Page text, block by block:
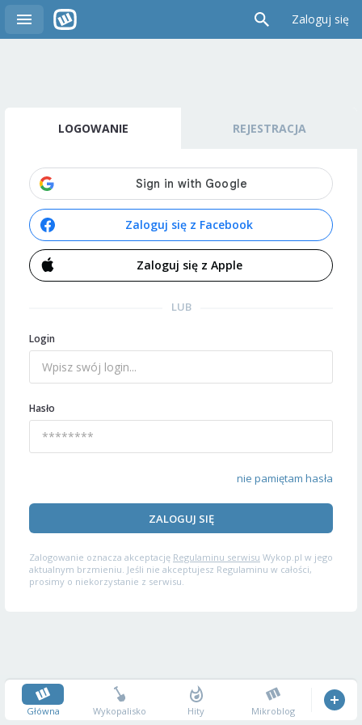
Zaloguj się
LOGOWANIE REJESTRACJA
Zaloguj się z Facebook
Zaloguj się z Apple
LUB
Login
Hasło
nie pamiętam hasła
ZALOGUJ SIĘ
Zalogowanie oznacza akceptację Regulaminu serwisu Wykop.pl w jego
aktualnym brzmieniu. Jeśli nie akceptujesz Regulaminu w całości,
prosimy o niekorzystanie z serwisu.
Główna Wykopalisko Hity Mikroblog